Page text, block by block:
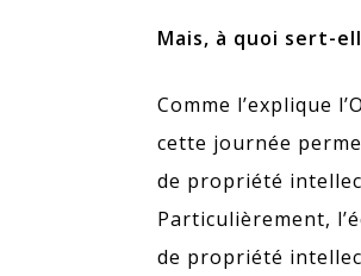
Mais, à quoi sert-
Comme l’explique
cette journée
de propriété
Particulièrement,
de propriété